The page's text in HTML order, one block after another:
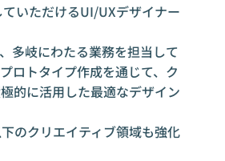
いただけるUI/UXデザイナー
多岐にわたる業務を担当して
ロトタイプ作成を通じて、ク
的に活用した最適なデザイン
のクリエイティブ領域も強化